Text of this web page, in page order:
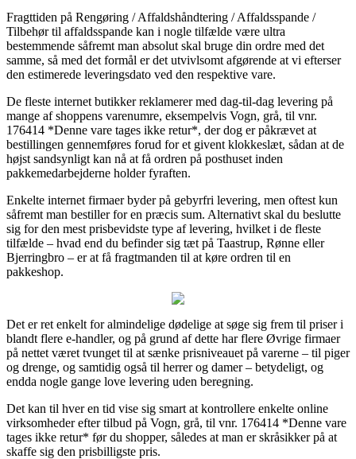
Fragttiden på Rengøring / Affaldshåndtering / Affaldsspande /
Tilbehør til affaldsspande kan i nogle tilfælde være ultra
bestemmende såfremt man absolut skal bruge din ordre med det
samme, så med det formål er det utvivlsomt afgørende at vi efterser
den estimerede leveringsdato ved den respektive vare.
De fleste internet butikker reklamerer med dag-til-dag levering på
mange af shoppens varenumre, eksempelvis Vogn, grå, til vnr.
176414 *Denne vare tages ikke retur*, der dog er påkrævet at
bestillingen gennemføres forud for et givent klokkeslæt, sådan at de
højst sandsynligt kan nå at få ordren på posthuset inden
pakkemedarbejderne holder fyraften.
Enkelte internet firmaer byder på gebyrfri levering, men oftest kun
såfremt man bestiller for en præcis sum. Alternativt skal du beslutte
sig for den mest prisbevidste type af levering, hvilket i de fleste
tilfælde – hvad end du befinder sig tæt på Taastrup, Rønne eller
Bjerringbro – er at få fragtmanden til at køre ordren til en
pakkeshop.
Det er ret enkelt for almindelige dødelige at søge sig frem til priser i
blandt flere e-handler, og på grund af dette har flere Øvrige firmaer
på nettet været tvunget til at sænke prisniveauet på varerne – til piger
og drenge, og samtidig også til herrer og damer – betydeligt, og
endda nogle gange love levering uden beregning.
Det kan til hver en tid vise sig smart at kontrollere enkelte online
virksomheder efter tilbud på Vogn, grå, til vnr. 176414 *Denne vare
tages ikke retur* før du shopper, således at man er skråsikker på at
skaffe sig den prisbilligste pris.